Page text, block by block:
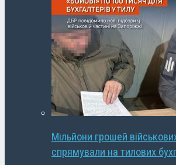
Мільйони грошей
спрямували на тилових